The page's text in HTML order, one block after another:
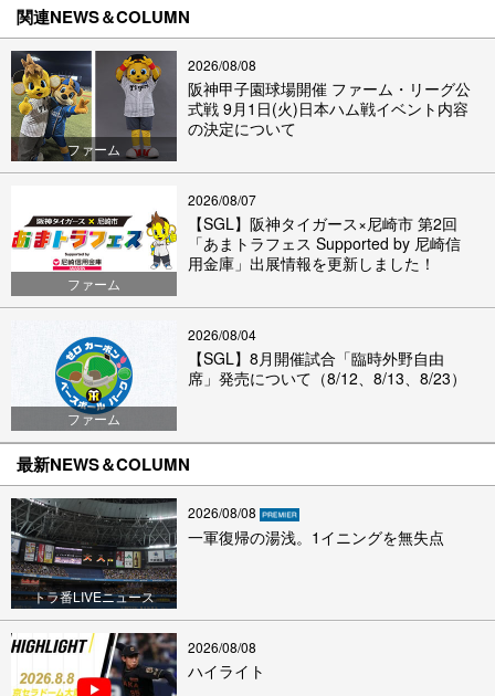
関連NEWS＆COLUMN
ファーム
2026/08/08
阪神甲子園球場開催 ファーム・リーグ公
式戦 9月1日(火)日本ハム戦イベント内容
の決定について
ファーム
2026/08/07
【SGL】阪神タイガース×尼崎市 第2回
「あまトラフェス Supported by 尼崎信
用金庫」出展情報を更新しました！
ファーム
2026/08/04
【SGL】8月開催試合「臨時外野自由
席」発売について（8/12、8/13、8/23）
最新NEWS＆COLUMN
トラ番LIVEニュース
2026/08/08
一軍復帰の湯浅。1イニングを無失点
2026/08/08
ハイライト